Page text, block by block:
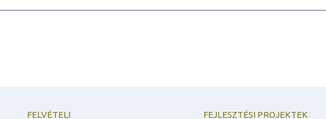
FELVÉTELI FEJLESZTÉSI PROJEKTEK